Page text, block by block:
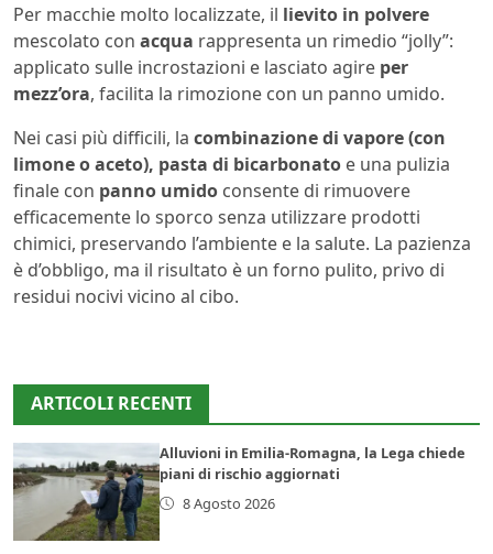
Per macchie molto localizzate, il lievito in polvere
mescolato con acqua rappresenta un rimedio “jolly”:
applicato sulle incrostazioni e lasciato agire per
mezz’ora, facilita la rimozione con un panno umido.
Nei casi più difficili, la combinazione di vapore (con
limone o aceto), pasta di bicarbonato e una pulizia
finale con panno umido consente di rimuovere
efficacemente lo sporco senza utilizzare prodotti
chimici, preservando l’ambiente e la salute. La pazienza
è d’obbligo, ma il risultato è un forno pulito, privo di
residui nocivi vicino al cibo.
ARTICOLI RECENTI
Alluvioni in Emilia-Romagna, la Lega chiede
piani di rischio aggiornati
8 Agosto 2026